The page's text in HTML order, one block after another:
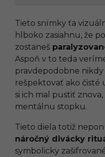
Tieto snímky ťa
hlboko zasiahnu, že
zostaneš
Aspoň v to teda
pravdepodobne
rešpektovať ako čisté
si ich mal pustiť
mentálnu stopku.
Tieto diela totiž
náročný divácky
symbolicky